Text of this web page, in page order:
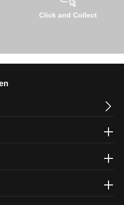
Click and Collect
ihnen einverstanden.